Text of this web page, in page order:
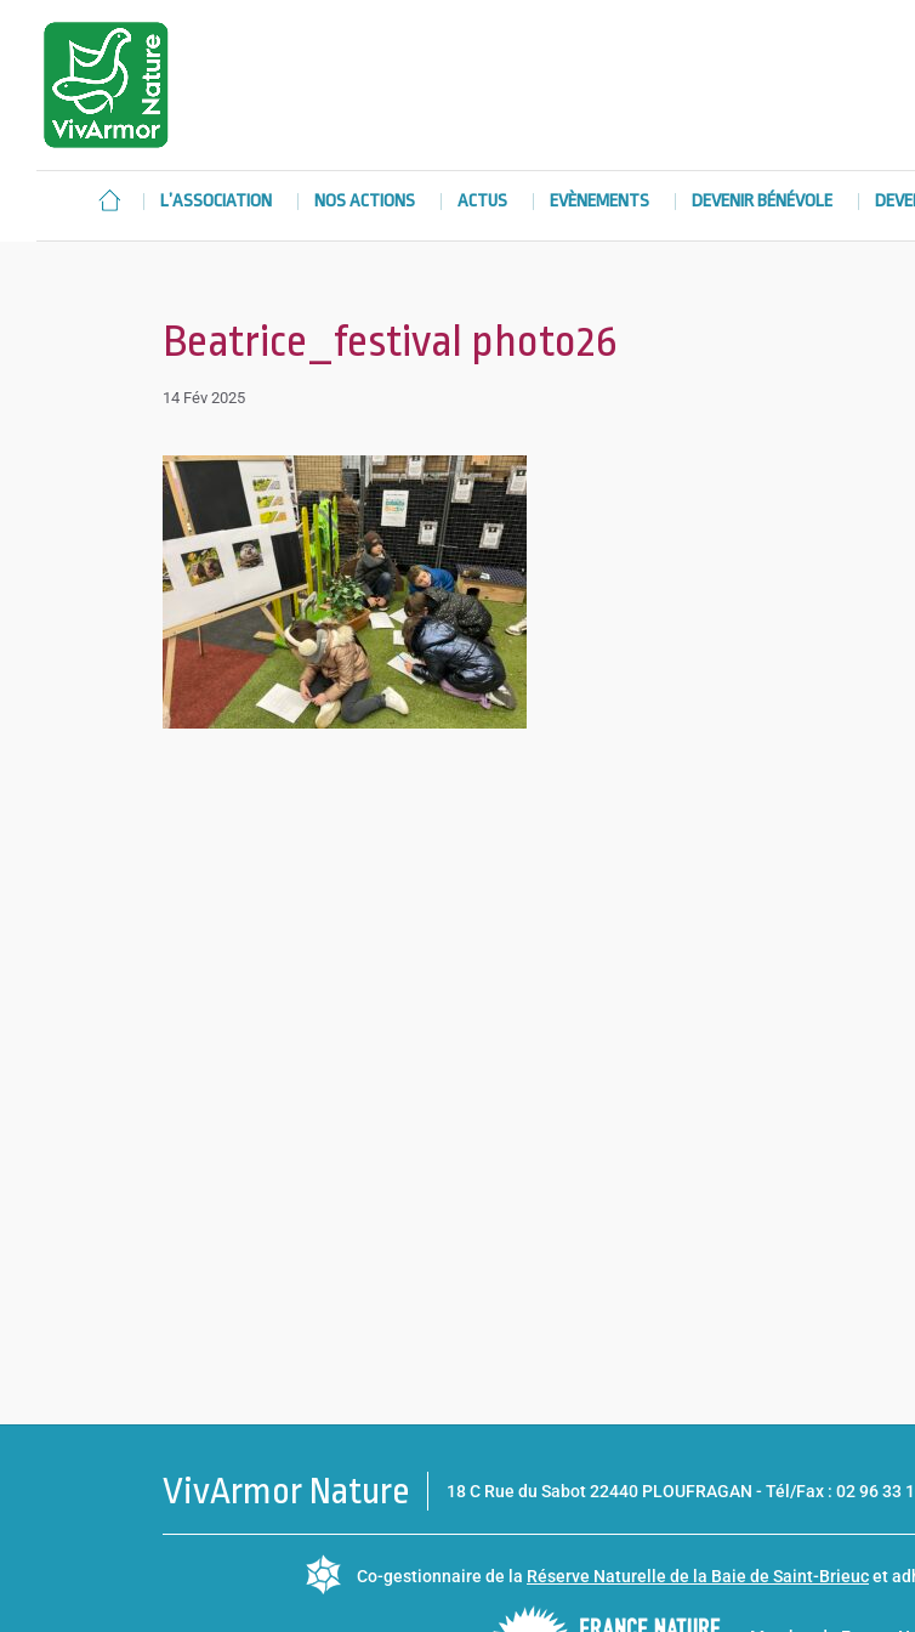
L’ASSOCIATION NOS ACTIONS ACTUS EVÈNEMENTS DEVENIR BÉNÉVOLE
Beatrice_festival photo26
14 Fév 2025
VivArmor Nature 18 C Rue du Sabot 22440 PLOUFRAGAN -Tél/Fax : 02 96 33
Co-gestionnaire de la Réserve Naturelle de la Baie de Saint-Brieucet